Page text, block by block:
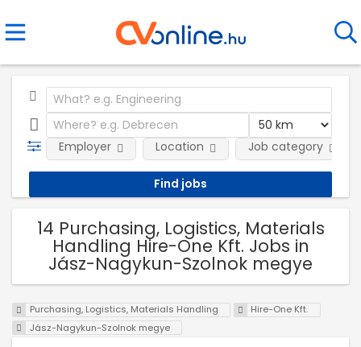
Employer Location Job category
14 Purchasing, Logistics, Materials
Handling Hire-One Kft. Jobs in
Jász-Nagykun-Szolnok megye
Purchasing, Logistics, Materials Handling
Hire-One Kft.
Jász-Nagykun-Szolnok megye